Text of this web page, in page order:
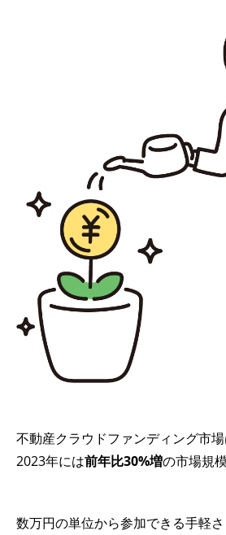
不動産クラウドファンディング市場
2023年には前年比30%増の市場規
数万円の単位から参加できる手軽さ